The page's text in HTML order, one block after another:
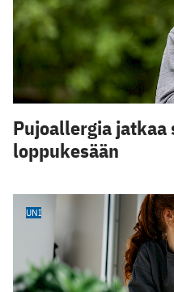
Pujoallergia
loppukesään
UNI